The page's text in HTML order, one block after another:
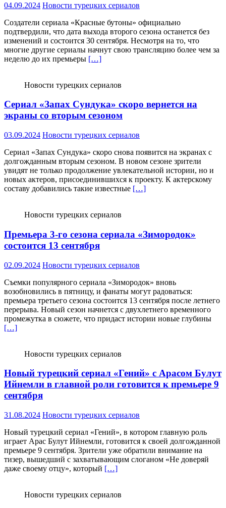
04.09.2024 Новости турецких сериалов
Создатели сериала «Красные бутоны» официально
подтвердили, что дата выхода второго сезона останется без
изменений и состоится 30 сентября. Несмотря на то, что
многие другие сериалы начнут свою трансляцию более чем за
неделю до их премьеры […]
Новости турецких сериалов
Сериал «Запах Сундука» скоро вернется на
экраны со вторым сезоном
03.09.2024 Новости турецких сериалов
Сериал «Запах Сундука» скоро снова появится на экранах с
долгожданным вторым сезоном. В новом сезоне зрители
увидят не только продолжение увлекательной истории, но и
новых актеров, присоединившихся к проекту. К актерскому
составу добавились такие известные […]
Новости турецких сериалов
Премьера 3-го сезона сериала «Зимородок»
состоится 13 сентября
02.09.2024 Новости турецких сериалов
Съемки популярного сериала «Зимородок» вновь
возобновились в пятницу, и фанаты могут радоваться:
премьера третьего сезона состоится 13 сентября после летнего
перерыва. Новый сезон начнется с двухлетнего временного
промежутка в сюжете, что придаст истории новые глубины
[…]
Новости турецких сериалов
Новый турецкий сериал «Гений» с Арасом Булут
Ийнемли в главной роли готовится к премьере 9
сентября
31.08.2024 Новости турецких сериалов
Новый турецкий сериал «Гений», в котором главную роль
играет Арас Булут Ийнемли, готовится к своей долгожданной
премьере 9 сентября. Зрители уже обратили внимание на
тизер, вышедший с захватывающим слоганом «Не доверяй
даже своему отцу», который […]
Новости турецких сериалов